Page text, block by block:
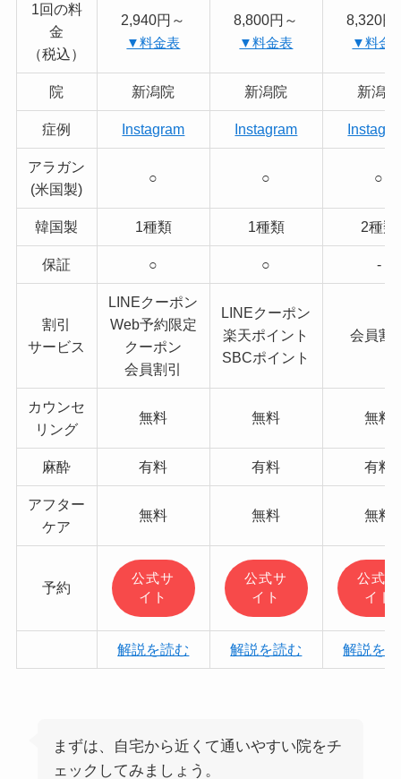
1回の料
金
（税込）
2,940円～
▼料金表
8,800円～
▼料金表
8,320円
▼料金
院 新潟院 新潟院 新潟院
症例 Instagram Instagram
アラガン
(米国製)
○ ○ ○
韓国製 1種類 1種類 2種類
保証 ○ ○ -
割引
サービス
LINEクーポン
Web予約限定
クーポン
会員割引
LINEクーポン
楽天ポイント
SBCポイント
会員割
カウンセ
リング
無料 無料 無料
麻酔 有料 有料 有料
アフター
ケア
無料 無料 無料
予約
公式サ
イト
公式サ
イト
公式サ
イト
解説を読む 解説を読む 解説を
まずは、自宅から近くて通いやすい院をチ
ェックしてみましょう。